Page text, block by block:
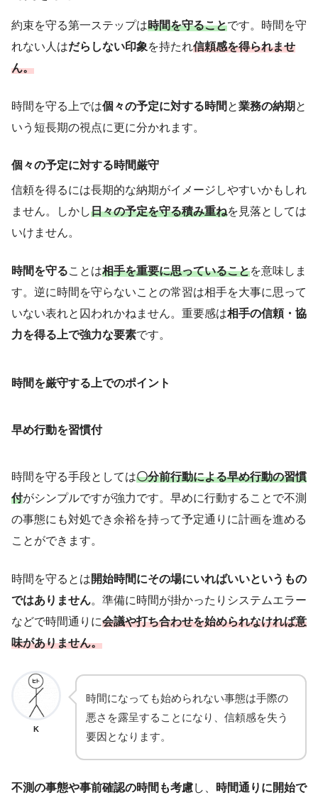
約束を守る第一ステップは時間を守ることです。時間を守
れない人はだらしない印象を持たれ信頼感を得られませ
ん。
時間を守る上では個々の予定に対する時間 と業務の納期 と
いう短長期の視点に更に分かれます。
個々の予定に対する時間厳守
信頼を得るには長期的な納期がイメージしやすいかもしれ
ません。しかし日々の予定を守る積み重ねを見落としては
いけません。
時間を守ることは相手を重要に思っていることを意味しま
す。逆に時間を守らないことの常習は相手を大事に思って
いない表れと囚われかねません。重要感は相手の信頼・協
力を得る上で強力な要素です。
時間を厳守する上でのポイント
早め行動を習慣付
時間を守る手段としては〇分前行動による早め行動の習慣
付がシンプルですが強力です。早めに行動することで不測
の事態にも対処でき余裕を持って予定通りに計画を進める
ことができます。
時間を守るとは開始時間にその場にいればいいというもの
ではありません。準備に時間が掛かったりシステムエラー
などで時間通りに会議や打ち合わせを始められなければ意
味がありません。
K
時間になっても始められない事態は手際の
悪さを露呈することになり、信頼感を失う
要因となります。
不測の事態や事前確認の時間も考慮し、
時間通りに開始で